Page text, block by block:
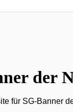
der
für SG-Banner